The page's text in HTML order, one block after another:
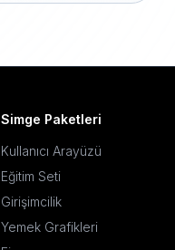
Simge Paketleri
Kullanıcı Arayüzü
Eğitim Seti
Girişimcilik
Yemek Grafikleri